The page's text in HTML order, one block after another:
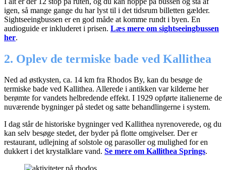
igen, så mange gange du har lyst til i det tidsrum billetten gælder.
Sightseeingbussen er en god måde at komme rundt i byen. En
audioguide er inkluderet i prisen. Læs mere om sightseeingbussen
her.
2. Oplev de termiske bade ved Kallithea
Ned ad østkysten, ca. 14 km fra Rhodos By, kan du besøge de
termiske bade ved Kallithea. Allerede i antikken var kilderne her
berømte for vandets helbredende effekt. I 1929 opførte italienerne de
nuværende bygninger på stedet og satte behandlingerne i system.
I dag står de historiske bygninger ved Kallithea nyrenoverede, og du
kan selv besøge stedet, der byder på flotte omgivelser. Der er
restaurant, udlejning af solstole og parasoller og mulighed for en
dukkert i det krystalklare vand. Se mere om Kallithea Springs.